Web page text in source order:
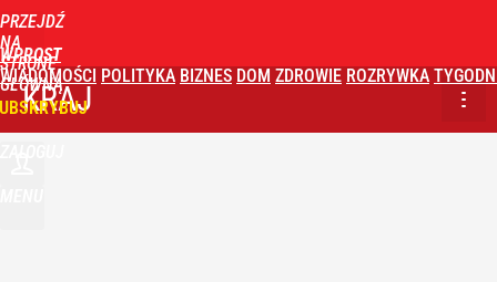
PRZEJDŹ
NA
STRONĘ
GŁÓWNĄ
WPROST
WIADOMOŚCI POLITYKA BIZNES DOM ZDROWIE ROZRYWKA
KRAJ